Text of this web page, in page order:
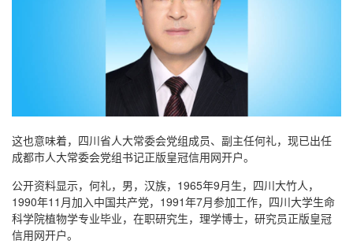
这也意味着，四川省人大常委会党组成员、副主任何礼，现已出任
成都市人大常委会党组书记正版皇冠信用网开户。
公开资料显示，何礼，男，汉族，1965年9月生，四川大竹人，
1990年11月加入中国共产党，1991年7月参加工作，四川大学生命
科学院植物学专业毕业，在职研究生，理学博士，研究员正版皇冠
信用网开户。